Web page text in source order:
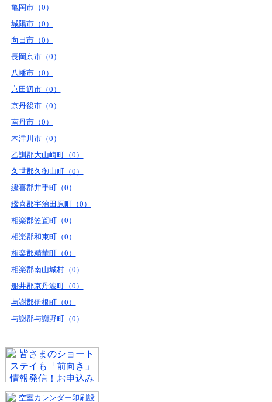
亀岡市（0）
城陽市（0）
向日市（0）
長岡京市（0）
八幡市（0）
京田辺市（0）
京丹後市（0）
南丹市（0）
木津川市（0）
乙訓郡大山崎町（0）
久世郡久御山町（0）
綴喜郡井手町（0）
綴喜郡宇治田原町（0）
相楽郡笠置町（0）
相楽郡和束町（0）
相楽郡精華町（0）
相楽郡南山城村（0）
船井郡京丹波町（0）
与謝郡伊根町（0）
与謝郡与謝野町（0）